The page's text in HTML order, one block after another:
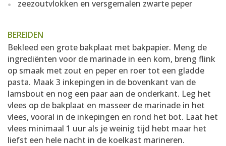
zeezoutvlokken en versgemalen zwarte peper
BEREIDEN
Bekleed een grote bakplaat met bakpapier. Meng de
ingrediënten voor de marinade in een kom, breng flink
op smaak met zout en peper en roer tot een gladde
pasta. Maak 3 inkepingen in de bovenkant van de
lamsbout en nog een paar aan de onderkant. Leg het
vlees op de bakplaat en masseer de marinade in het
vlees, vooral in de inkepingen en rond het bot. Laat het
vlees minimaal 1 uur als je weinig tijd hebt maar het
liefst een hele nacht in de koelkast marineren.